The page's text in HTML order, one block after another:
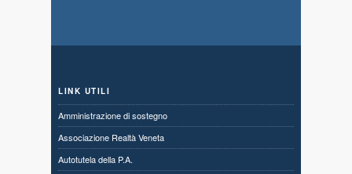
LINK UTILI
Amministrazione di sostegno
Associazione Realtà Veneta
Autotutela della P.A.